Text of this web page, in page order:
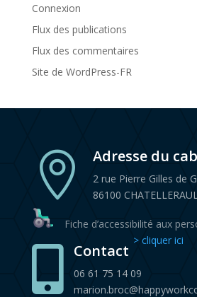
Connexion
Flux des publications
Flux des commentaires
Site de WordPress-FR
 Adresse du
2 rue Pierre Gilles de
86100
Fiche d’accessibilité aux
> cliquer ici
 Contact
06 61 75 14 09